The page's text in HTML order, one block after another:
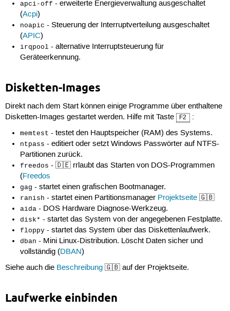
apci-off - erweiterte Energieverwaltung ausgeschaltet
(Acpi)
noapic - Steuerung der Interruptverteilung ausgeschaltet
(APIC)
irqpool - alternative Interruptsteuerung für
Geräteerkennung.
Disketten-Images
Direkt nach dem Start können einige Programme über enthaltene
Disketten-Images gestartet werden. Hilfe mit Taste
F2 :
memtest - testet den Hauptspeicher (RAM) des Systems.
ntpass - editiert oder setzt Windows Passwörter auf NTFS-
Partitionen zurück.
freedos - 🇩🇪 rrlaubt das Starten von DOS-Programmen
(Freedos
gag - startet einen grafischen Bootmanager.
ranish - startet einen Partitionsmanager Projektseite 🇬🇧
aida - DOS Hardware Diagnose-Werkzeug.
disk* - startet das System von der angegebenen Festplatte.
floppy - startet das System über das Diskettenlaufwerk.
dban - Mini Linux-Distribution. Löscht Daten sicher und
vollständig (DBAN)
Siehe auch die Beschreibung🇬🇧 auf der Projektseite.
Laufwerke einbinden